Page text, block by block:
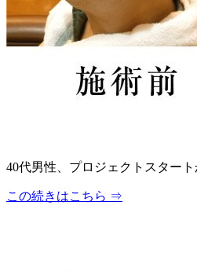
40代男性、プロジェクトスター
この続きはこちら ⇒